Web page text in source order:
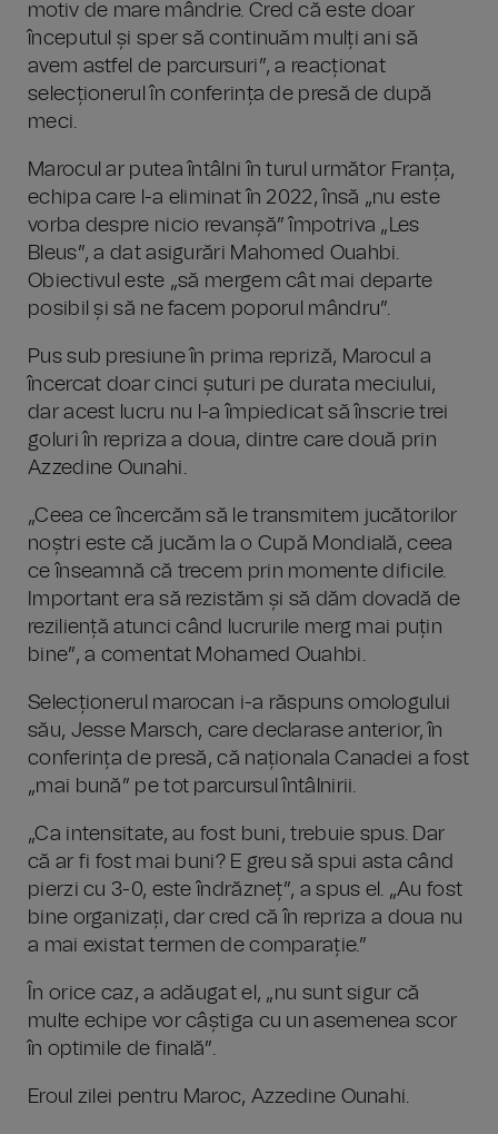
motiv de mare mândrie. Cred că este doar
începutul și sper să continuăm mulți ani să
avem astfel de parcursuri”, a reacționat
selecționerul în conferința de presă de după
meci.
Marocul ar putea întâlni în turul următor Franța,
echipa care l-a eliminat în 2022, însă „nu este
vorba despre nicio revanșă” împotriva „Les
Bleus”, a dat asigurări Mahomed Ouahbi.
Obiectivul este „să mergem cât mai departe
posibil și să ne facem poporul mândru”.
Pus sub presiune în prima repriză, Marocul a
încercat doar cinci șuturi pe durata meciului,
dar acest lucru nu l-a împiedicat să înscrie trei
goluri în repriza a doua, dintre care două prin
Azzedine Ounahi.
„Ceea ce încercăm să le transmitem jucătorilor
noștri este că jucăm la o Cupă Mondială, ceea
ce înseamnă că trecem prin momente dificile.
Important era să rezistăm și să dăm dovadă de
reziliență atunci când lucrurile merg mai puțin
bine”, a comentat Mohamed Ouahbi.
Selecționerul marocan i-a răspuns omologului
său, Jesse Marsch, care declarase anterior, în
conferința de presă, că naționala Canadei a fost
„mai bună” pe tot parcursul întâlnirii.
„Ca intensitate, au fost buni, trebuie spus. Dar
că ar fi fost mai buni? E greu să spui asta când
pierzi cu 3-0, este îndrăzneț”, a spus el. „Au fost
bine organizați, dar cred că în repriza a doua nu
a mai existat termen de comparație.”
În orice caz, a adăugat el, „nu sunt sigur că
multe echipe vor câștiga cu un asemenea scor
în optimile de finală”.
Eroul zilei pentru Maroc, Azzedine Ounahi.